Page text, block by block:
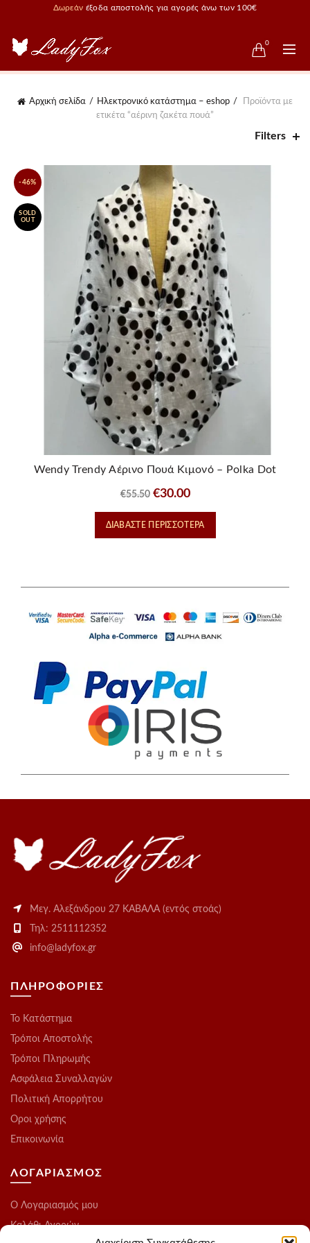
Δωρεάν έξοδα αποστολής για αγορές άνω των 100€
0
Αρχική σελίδα Ηλεκτρονικό κατάστημα – eshop
Προϊόντα με
ετικέτα “αέρινη ζακέτα πουά”
Filters
-46%
SOLD
OUT
Wendy Trendy Αέρινο Πουά Κιμονό – Polka Dot
€55.50 Original
price
was:
€30.00Η
τρέχουσα
τιμή
ΔΙΑΒΆΣΤΕ ΠΕΡΙΣΣΌΤΕΡΑ
Μεγ. Αλεξάνδρου 27 ΚΑΒΑΛΑ (εντός στοάς)
Τηλ: 2511112352
info@ladyfox.gr
ΠΛΗΡΟΦΟΡΙΕΣ
Το Kατάστημα
Τρόποι Αποστολής
Τρόποι Πληρωμής
Ασφάλεια Συναλλαγών
Πολιτική Απορρήτου
Οροι χρήσης
Επικοινωνία
ΛΟΓΑΡΙΑΣΜΟΣ
O Λογαριασμός μου
Καλάθι Αγορών